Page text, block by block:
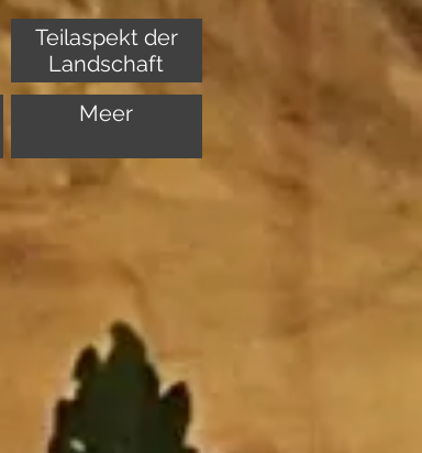
Teilaspekt der
Landschaft
Meer